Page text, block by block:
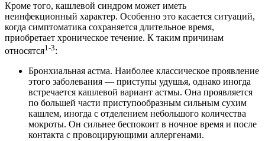
Кроме того, кашлевой синдром может иметь
неинфекционный характер. Особенно это касается ситуаций,
когда симптоматика сохраняется длительное время,
приобретает хроническое течение. К таким причинам
относятся1-3:
Бронхиальная астма. Наиболее классическое проявление
этого заболевания — приступы удушья, однако иногда
встречается кашлевой вариант астмы. Она проявляется
по большей части приступообразным сильным сухим
кашлем, иногда с отделением небольшого количества
мокроты. Он сильнее беспокоит в ночное время и после
контакта с провоцирующими аллергенами.